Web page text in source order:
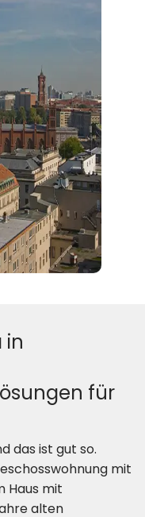
in
für
das ist gut so.
mit
Haus mit
alten